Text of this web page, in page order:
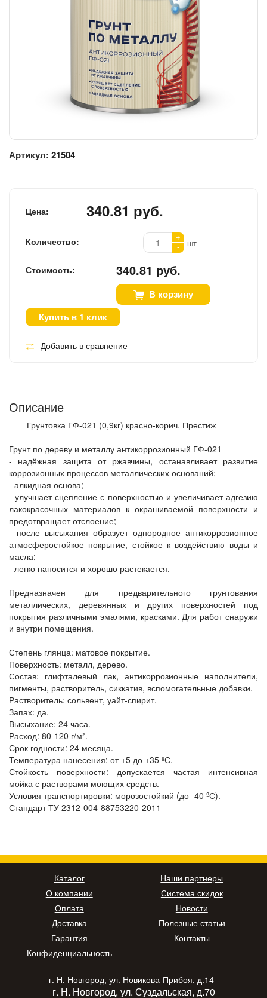
Артикул: 21504
Цена: 340.81 руб.
Количество:
+
-
шт
Стоимость: 340.81 руб.
В корзину
Купить в 1 клик
Добавить в сравнение
Описание
Грунтовка ГФ-021 (0,9кг) красно-корич. Престиж
Грунт по дереву и металлу антикоррозионный ГФ-021
- надёжная защита от ржавчины, останавливает развитие
коррозионных процессов металлических оснований;
- алкидная основа;
- улучшает сцепление с поверхностью и увеличивает адгезию
лакокрасочных материалов к окрашиваемой поверхности и
предотвращает отслоение;
- после высыхания образует однородное антикоррозионное
атмосферостойкое покрытие, стойкое к воздействию воды и
масла;
- легко наносится и хорошо растекается.
Предназначен для предварительного грунтования
металлических, деревянных и других поверхностей под
покрытия различными эмалями, красками. Для работ снаружи
и внутри помещения.
Степень глянца: матовое покрытие.
Поверхность: металл, дерево.
Состав: глифталевый лак, антикоррозионные наполнители,
пигменты, растворитель, сиккатив, вспомогательные добавки.
Растворитель: сольвент, уайт-спирит.
Запах: да.
Высыхание: 24 часа.
Расход: 80-120 г/м².
Срок годности: 24 месяца.
Температура нанесения: от +5 до +35 ºС.
Стойкость поверхности: допускается частая интенсивная
мойка с растворами моющих средств.
Условия транспортировки: морозостойкий (до -40 ºС).
Стандарт ТУ 2312-004-88753220-2011
Каталог
О компании
Оплата
Доставка
Гарантия
Конфиденциальность
Наши партнеры
Система скидок
Новости
Полезные статьи
Контакты
г. Н. Новгород, ул. Новикова-Прибоя, д.14
г. Н. Новгород, ул. Суздальская, д.70